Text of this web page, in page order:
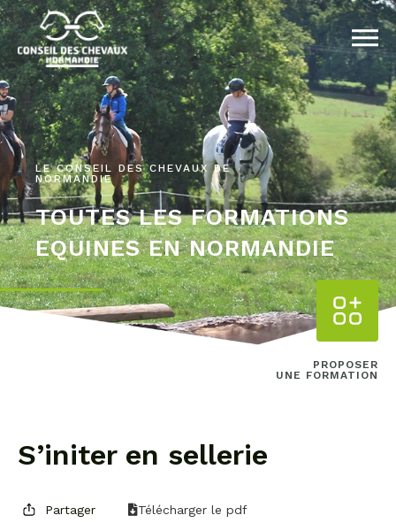
LE CONSEIL DES CHEVAUX DE
NORMANDIE
TOUTES LES FORMATIONS
EQUINES EN NORMANDIE
PROPOSER
UNE FORMATION
S’initer en sellerie
Partager Télécharger le pdf